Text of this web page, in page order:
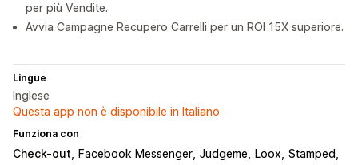
per più Vendite.
Avvia Campagne Recupero Carrelli per un ROI 15X superiore.
Lingue
Inglese
Questa app non è disponibile in Italiano
Funziona con
Check-out Facebook Messenger Judgeme Loox Stamped